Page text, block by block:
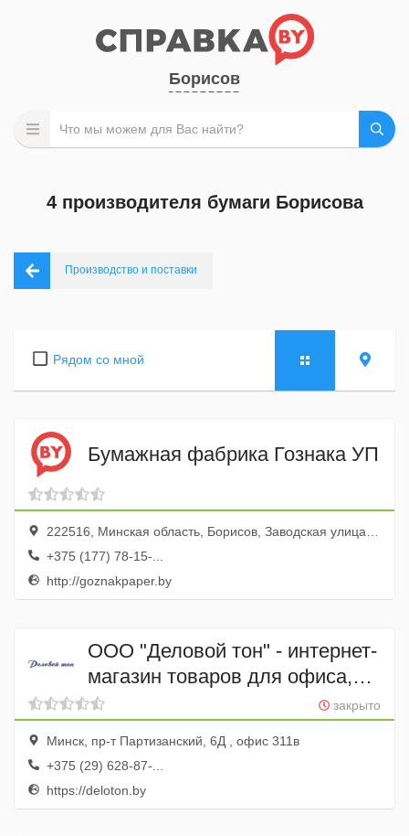
Борисов
4 производителя бумаги Борисова
Производство и поставки
Рядом со мной
Бумажная фабрика Гознака УП
222516, Минская область, Борисов, Заводская улица, 55
+375 (177) 78-15-...
http://goznakpaper.by
ООО "Деловой тон" - интернет-
магазин товаров для офиса,
канцелярские товары,
оргтехника, сувениры и
корпоративные подарки оптом
закрыто
Минск, пр-т Партизанский, 6Д , офис 311в
+375 (29) 628-87-...
https://deloton.by